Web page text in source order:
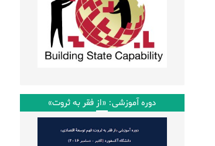
دوره آموزشی: «از فقر به ثروت»